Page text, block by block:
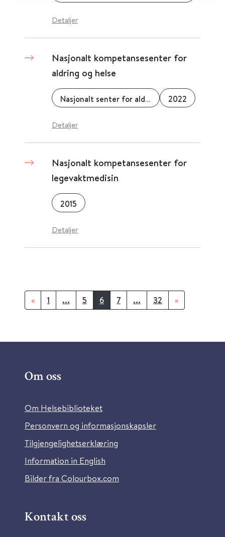
Detaljer
Nasjonalt kompetansesenter for
aldring og helse
Nasjonalt senter for aldring og helse 2022
Detaljer
Nasjonalt kompetansesenter for
legevaktmedisin
2015
Detaljer
« 1 ... 5 6 7 ... 32 »
Om oss
Om Helsebiblioteket
Personvern og informasjonskapsler
Tilgjengelighetserklæring
Information in English
Bilder fra Colourbox.com
Kontakt oss